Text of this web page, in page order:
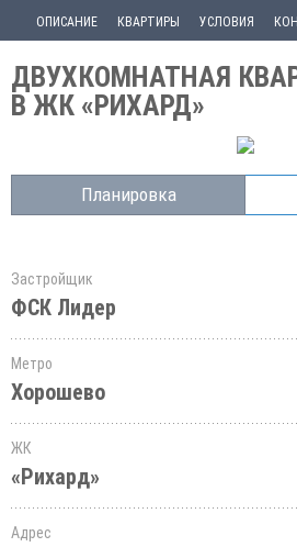
ОПИСАНИЕ КВАРТИРЫ УСЛОВИЯ
ДВУХКОМНАТНАЯ
В ЖК «РИХАРД»
Планировка
Застройщик
ФСК Лидер
Метро
Хорошево
ЖК
«Рихард»
Адрес